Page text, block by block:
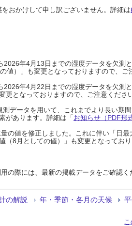
おかけして申し訳ございません。詳細は
年4月13日までの湿度データを欠測
）」も変更となっておりますので、ご
年4月22日までの湿度データを欠測
更となっておりますので、ご注意くださ
データを用いて、これまでより長い期
があります。詳細は「お知らせ（PDF形
の値を修正しました。これに伴い「日
（8月としての値）」も変更となってお
の際には、最新の掲載データをご確認く
の解説 年・季節・各月の天候